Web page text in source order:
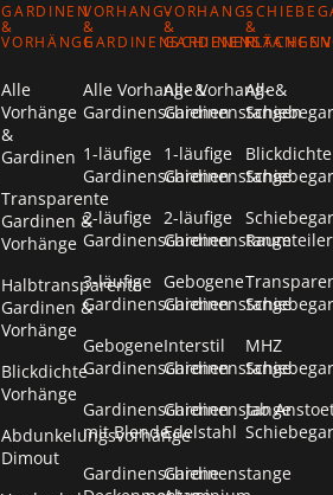
GARDINEN
&
VORHÄNGE
Alle
Vorhänge
&
Gardinen
Transparente
Gardinen &
Vorhänge
Halbtransparente
Gardinen &
Vorhänge
Blickdichte
Vorhänge
Abdunkelungsvorhänge
Dimout
VORHANG-
&
GARDINENSCHIENEN
Alle Vorhang- &
Gardinenschienen
1-läufige
Gardinenschienen
2-läufige
Gardinenschienen
3-läufige
Gardinenschienen
Gebogene
Gardinenschienen
Gardinenschienen
mit Blende
Gardinenschiene
VORHANG-
&
GARDINENSTANGEN
Alle Vorhang- &
Gardinenstangen
1-läufige
Gardinenstange
2-läufige
Gardinenstange
Gebogene
Gardinenstange
Interstil
Gardinenstange
Gardinenstange
Edelstahl
Gardinenstange
&
Alle
Blickdichte
Raumteiler
MHZ
Jab